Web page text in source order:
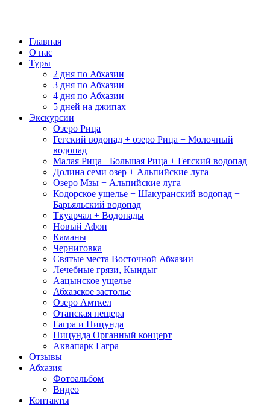
Главная
О нас
Туры
2 дня по Абхазии
3 дня по Абхазии
4 дня по Абхазии
5 дней на джипах
Экскурсии
Озеро Рица
Гегский водопад + озеро Рица + Молочный
водопад
Малая Рица +Большая Рица + Гегский водопад
Долина семи озер + Альпийские луга
Озеро Мзы + Альпийские луга
Кодорское ущелье + Шакуранский водопад +
Барьяльский водопад
Ткуарчал + Водопады
Новый Афон
Каманы
Черниговка
Святые места Восточной Абхазии
Лечебные грязи, Кындыг
Аацынское ущелье
Абхазское застолье
Озеро Амткел
Отапская пещера
Гагра и Пицунда
Пицунда Органный концерт
Аквапарк Гагра
Отзывы
Абхазия
Фотоальбом
Видео
Контакты